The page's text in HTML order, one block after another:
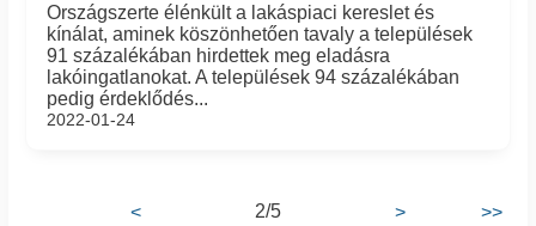
Országszerte élénkült a lakáspiaci kereslet és
kínálat, aminek köszönhetően tavaly a települések
91 százalékában hirdettek meg eladásra
lakóingatlanokat. A települések 94 százalékában
pedig érdeklődés...
2022-01-24
< 2/5 > >>